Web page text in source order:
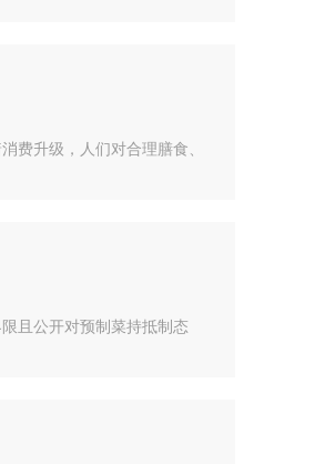
费升级，人们对合理膳食、
且公开对预制菜持抵制态